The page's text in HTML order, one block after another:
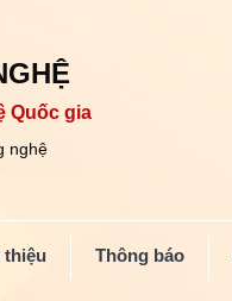
Quốc gia
nghệ
Thông báo